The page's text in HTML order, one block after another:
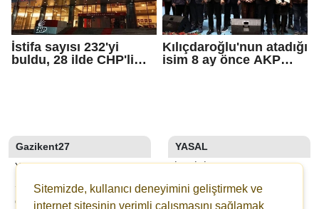
İstifa sayısı 232'yi
buldu, 28 ilde CHP'li
Kılıçdaroğlu'nun atadığı
isim 8 ay önce AKP
Gazikent27
YAZARLAR
SON DAKİKA
GALERİLER
YASAL
İLETIŞIM
KÜNYE
YAYIN İLKELERI
Sitemizde, kullanıcı deneyimini geliştirmek ve
internet sitesinin verimli çalışmasını sağlamak